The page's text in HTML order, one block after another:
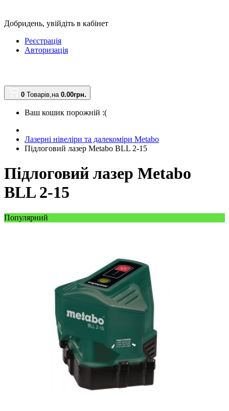
Добридень, увійдіть в кабінет
Реєстрація
Авторизація
0 Товарів,на 0.00грн.
Ваш кошик порожній :(
Лазерні нівеліри та далекоміри Metabo
Підлоговий лазер Metabo BLL 2-15
Підлоговий лазер Metabo
BLL 2-15
Популярний